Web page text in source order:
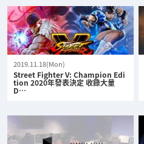
2019.11.18(Mon)
Street Fighter V: Champion Edi
tion 2020年發表決定 收錄大量
D…